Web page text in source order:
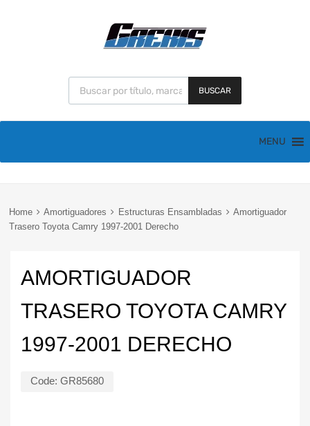
BUSCAR
MENU
Home Amortiguadores Estructuras Ensambladas
Amortiguador
Trasero Toyota Camry 1997-2001 Derecho
AMORTIGUADOR
TRASERO TOYOTA CAMRY
1997-2001 DERECHO
Code: GR85680